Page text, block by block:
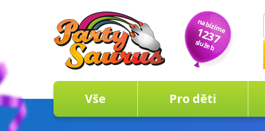
nabízíme
1237
služeb
Vše Pro děti